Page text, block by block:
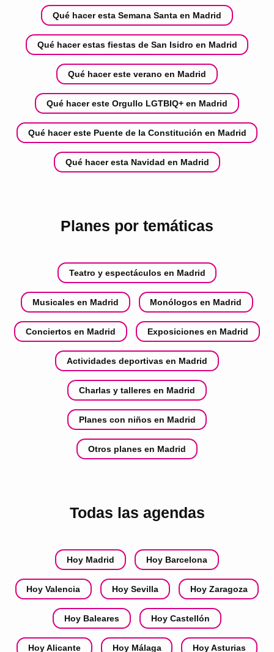
Qué hacer esta Semana Santa en Madrid
Qué hacer estas fiestas de San Isidro en Madrid
Qué hacer este verano en Madrid
Qué hacer este Orgullo LGTBIQ+ en Madrid
Qué hacer este Puente de la Constitución en Madrid
Qué hacer esta Navidad en Madrid
Planes por temáticas
Teatro y espectáculos en Madrid
Musicales en Madrid Monólogos en Madrid
Conciertos en Madrid Exposiciones en Madrid
Actividades deportivas en Madrid
Charlas y talleres en Madrid
Planes con niños en Madrid
Otros planes en Madrid
Todas las agendas
Hoy Madrid Hoy Barcelona
Hoy Valencia Hoy Sevilla Hoy Zaragoza
Hoy Baleares Hoy Castellón
Hoy Alicante Hoy Málaga Hoy Asturias